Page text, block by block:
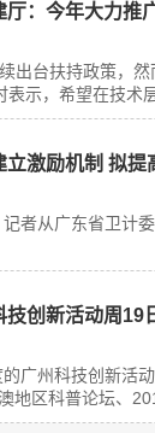
厅：今年大力推
台扶持政策，
示，希望在技术
立激励机制 拟提
者从广东省卫计
技创新活动周19
州科技创新活
地区科普论坛、